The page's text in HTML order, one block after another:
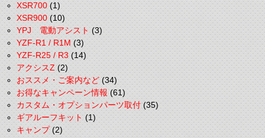
XSR700(1)
XSR900(10)
YPJ 電動アシスト(3)
YZF-R1 / R1M(3)
YZF-R25 / R3(14)
アクシスZ(2)
おススメ・ご案内など(34)
お得なキャンペーン情報(61)
カスタム・オプションパーツ取付(35)
ギアルーフキット(1)
キャンプ(2)